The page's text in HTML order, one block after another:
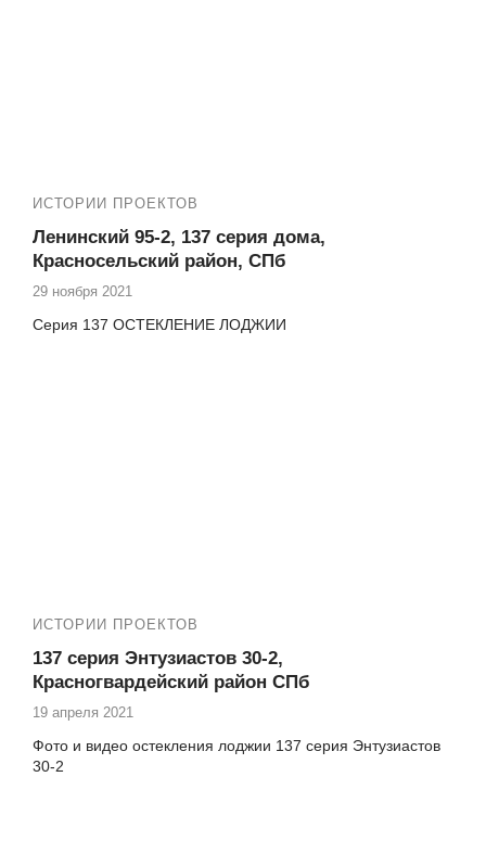
ИСТОРИИ ПРОЕКТОВ
Ленинский 95-2, 137 серия дома,
Красносельский район, СПб
29 ноября 2021
Серия 137 ОСТЕКЛЕНИЕ ЛОДЖИИ
ИСТОРИИ ПРОЕКТОВ
137 серия Энтузиастов 30-2,
Красногвардейский район СПб
19 апреля 2021
Фото и видео остекления лоджии 137 серия Энтузиастов
30-2